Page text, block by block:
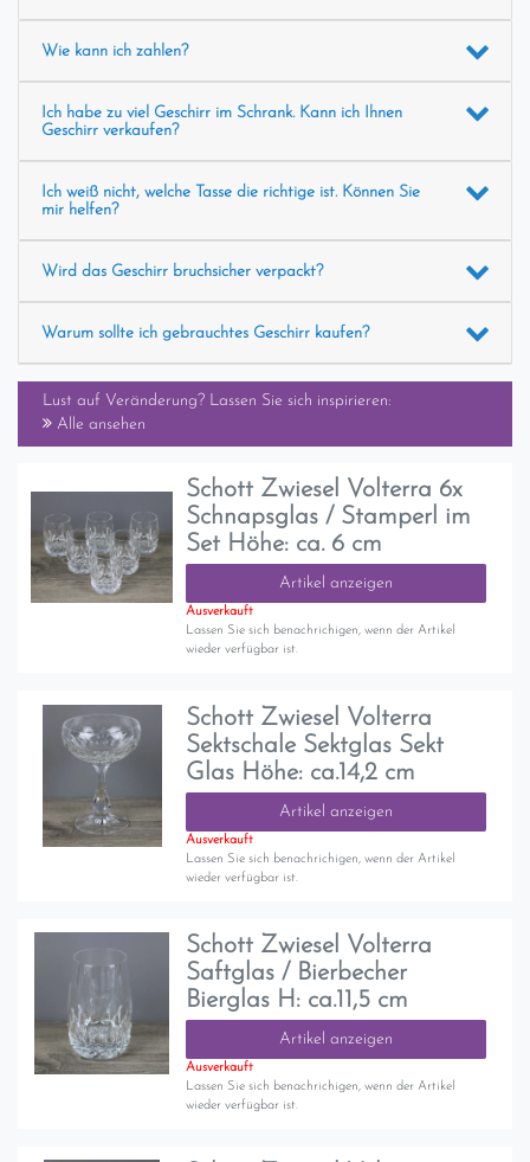
Wie kann ich zahlen?
Ich habe zu viel Geschirr im Schrank. Kann ich Ihnen
Geschirr verkaufen?
Ich weiß nicht, welche Tasse die richtige ist. Können Sie
mir helfen?
Wird das Geschirr bruchsicher verpackt?
Warum sollte ich gebrauchtes Geschirr kaufen?
Lust auf Veränderung? Lassen Sie sich inspirieren:
Alle ansehen
Schott Zwiesel Volterra 6x
Schnapsglas / Stamperl im
Set Höhe: ca. 6 cm
Artikel anzeigen
Ausverkauft
Lassen Sie sich benachrichigen, wenn der Artikel
wieder verfügbar ist.
Schott Zwiesel Volterra
Sektschale Sektglas Sekt
Glas Höhe: ca.14,2 cm
Artikel anzeigen
Ausverkauft
Lassen Sie sich benachrichigen, wenn der Artikel
wieder verfügbar ist.
Schott Zwiesel Volterra
Saftglas / Bierbecher
Bierglas H: ca.11,5 cm
Artikel anzeigen
Ausverkauft
Lassen Sie sich benachrichigen, wenn der Artikel
wieder verfügbar ist.